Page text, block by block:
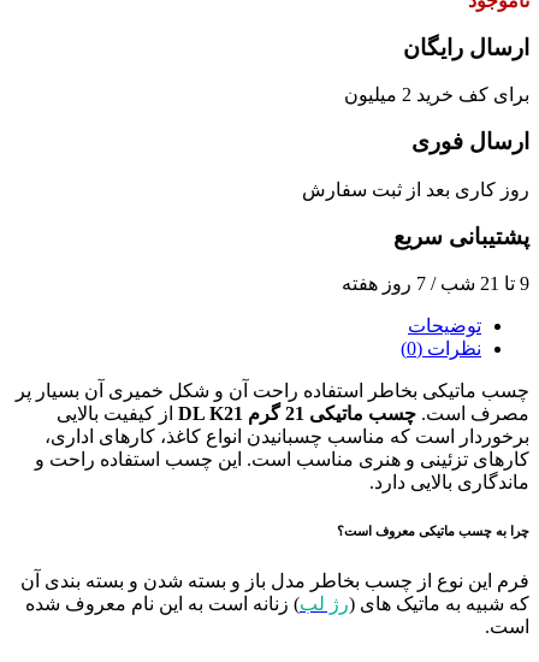
ارسال رایگان
برای کف خرید 2 میلیون
ارسال فوری
روز کاری بعد از ثبت سفارش
پشتیبانی سریع
9 تا 21 شب / 7 روز هفته
توضیحات
نظرات (0)
چسب ماتیکی بخاطر استفاده راحت آن و شکل خمیری آن بسیار پر
مصرف است. چسب ماتیکی 21 گرم DL K21
از کیفیت بالایی
برخوردار است که مناسب چسبانیدن انواع کاغذ، کارهای اداری،
کارهای تزئینی و هنری مناسب است. این چسب استفاده راحت و
ماندگاری بالایی دارد.
چرا به چسب ماتیکی معروف است؟
فرم این نوع از چسب بخاطر مدل باز و بسته شدن و بسته بندی آن
که شبیه به ماتیک های (رژ لب) زنانه است به این نام معروف شده
است.